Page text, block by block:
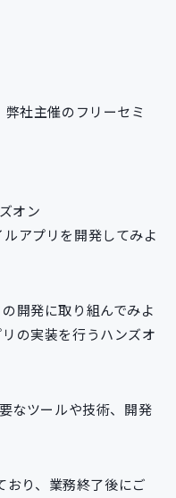
社主催のフリーセミ
オン
アプリを開発してみよ
開発に取り組んでみよ
の実装を行うハンズオ
なツールや技術、開発
おり、業務終了後にご